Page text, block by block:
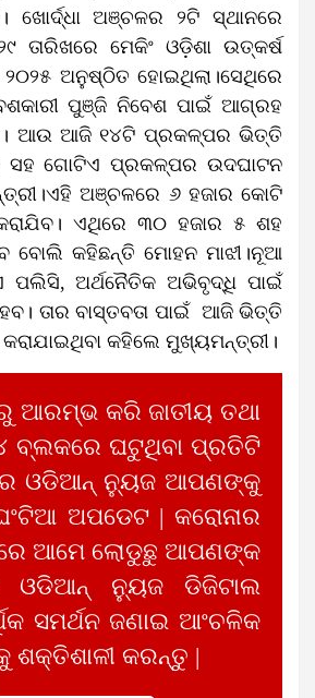
ଖୋର୍ଦ୍ଧା ଅଞ୍ଚଳର ୨ଟି ସ୍ଥାନରେ
ତାରିଖରେ ମେକିଂ ଓଡ଼ିଶା ଉତ୍କର୍ଷ
ଅନୁଷ୍ଠିତ ହୋଇଥିଲା।ସେଥିରେ
ପୁଞ୍ଜି ନିବେଶ ପାଇଁ ଆଗ୍ରହ
ଆଉ ଆଜି ୧୪ଟି ପ୍ରକଳ୍ପର ଭିତ୍ତି
ସହ ଗୋଟିଏ ପ୍ରକଳ୍ପର ଉଦଘାଟନ
ଅଞ୍ଚଳରେ ୬ ହଜାର କୋଟି
ଏଥିରେ ୩୦ ହଜାର ୫ ଶହ
ବୋଲି କହିଛନ୍ତି ମୋହନ ମାଝୀ।ନୂଆ
ପଲିସି, ଅର୍ଥନୈତିକ ଅଭିବୃଦ୍ଧି ପାଇଁ
ତାର ବାସ୍ତବତା ପାଇଁ ଆଜି ଭିତ୍ତି
କହିଲେ ମୁଖ୍ୟମନ୍ତ୍ରୀ।
ଆରମ୍ଭ କରି ଜାତୀୟ ତଥା
ବ୍ଲକରେ ଘଟୁଥିବା ପ୍ରତିଟି
ଓଡିଆନ୍ ନ୍ୟୁଜ ଆପଣଙ୍କୁ
ଅପଡେଟ | କରୋନାର
ଆମେ ଲୋଡୁଛୁ ଆପଣଙ୍କ
ଓଡିଆନ୍ ନ୍ୟୁଜ ଡିଜିଟାଲ
ସମର୍ଥନ ଜଣାଇ ଆଂଚଳିକ
ଶକ୍ତିଶାଳୀ କରନ୍ତୁ |